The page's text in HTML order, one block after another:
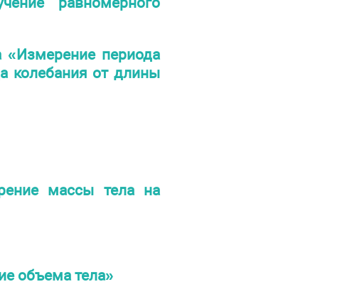
«Измерение периода
колебания от длины
массы тела на
объема тела»